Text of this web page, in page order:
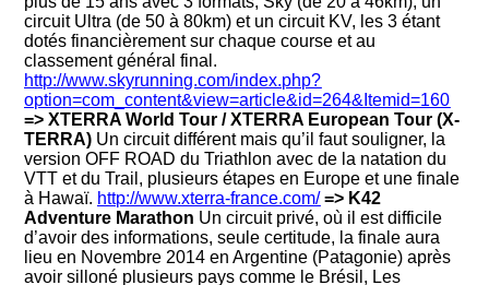
circuit Ultra (de 50 à 80km) et un circuit KV, les 3 étant
dotés financièrement sur chaque course et au
classement général final.
http://www.skyrunning.com/index.php?
option=com_content&view=article&id=264&Itemid=160
=> XTERRA World Tour / XTERRA European Tour (X-
TERRA) Un circuit différent mais qu’il faut souligner, la
version OFF ROAD du Triathlon avec de la natation du
VTT et du Trail, plusieurs étapes en Europe et une finale
à Hawaï. http://www.xterra-france.com/ => K42
Adventure Marathon Un circuit privé, où il est difficile
d’avoir des informations, seule certitude, la finale aura
lieu en Novembre 2014 en Argentine (Patagonie) après
avoir silloné plusieurs pays comme le Brésil, Les